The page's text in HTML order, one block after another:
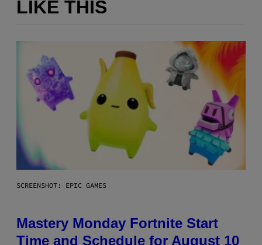
LIKE THIS
SCREENSHOT: EPIC GAMES
Mastery Monday Fortnite Start
Time and Schedule for August 10